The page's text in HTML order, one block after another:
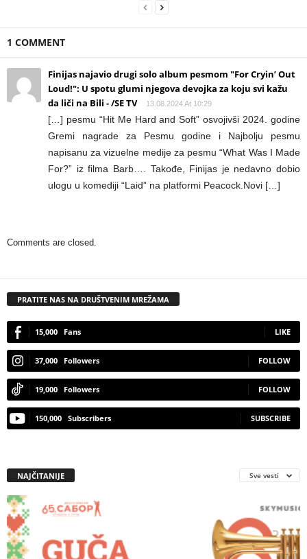
1 COMMENT
Finijas najavio drugi solo album pesmom "For Cryin’ Out
Loud!": U spotu glumi njegova devojka za koju svi kažu
da liči na Bili - /SE TV
13.08.2024 At 10:29
[…] pesmu “Hit Me Hard and Soft” osvojivši 2024. godine
Gremi nagrade za Pesmu godine i Najbolju pesmu
napisanu za vizuelne medije za pesmu “What Was I Made
For?” iz filma Barb…. Takođe, Finijas je nedavno dobio
ulogu u komediji “Laid” na platformi Peacock.Novi […]
Comments are closed.
PRATITE NAS NA DRUŠTVENIM MREŽAMA
15,000 Fans LIKE
37,000 Followers FOLLOW
19,000 Followers FOLLOW
150,000 Subscribers SUBSCRIBE
NAJČITANIJE Sve vesti